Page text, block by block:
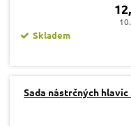
Skladem
Sada nástrčných hlavic